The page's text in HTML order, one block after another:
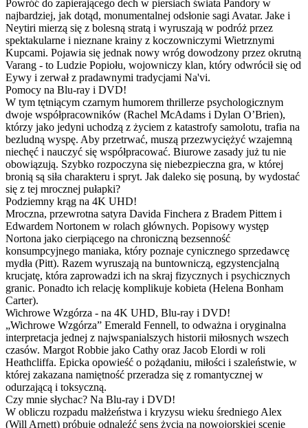
Powróć do zapierającego dech w piersiach świata Pandory w
najbardziej, jak dotąd, monumentalnej odsłonie sagi Avatar. Jake i
Neytiri mierzą się z bolesną stratą i wyruszają w podróż przez
spektakularne i nieznane krainy z koczowniczymi Wietrznymi
Kupcami. Pojawia się jednak nowy wróg dowodzony przez okrutną
Varang - to Ludzie Popiołu, wojowniczy klan, który odwrócił się od
Eywy i zerwał z pradawnymi tradycjami Na'vi.
Pomocy na Blu-ray i DVD!
W tym tętniącym czarnym humorem thrillerze psychologicznym
dwoje współpracowników (Rachel McAdams i Dylan O’Brien),
którzy jako jedyni uchodzą z życiem z katastrofy samolotu, trafia na
bezludną wyspę. Aby przetrwać, muszą przezwyciężyć wzajemną
niechęć i nauczyć się współpracować. Biurowe zasady już tu nie
obowiązują. Szybko rozpoczyna się niebezpieczna gra, w której
bronią są siła charakteru i spryt. Jak daleko się posuną, by wydostać
się z tej mrocznej pułapki?
Podziemny krąg na 4K UHD!
Mroczna, przewrotna satyra Davida Finchera z Bradem Pittem i
Edwardem Nortonem w rolach głównych. Popisowy występ
Nortona jako cierpiącego na chroniczną bezsenność
konsumpcyjnego maniaka, który poznaje cynicznego sprzedawcę
mydła (Pitt). Razem wyruszają na buntowniczą, egzystencjalną
krucjatę, która zaprowadzi ich na skraj fizycznych i psychicznych
granic. Ponadto ich relację komplikuje kobieta (Helena Bonham
Carter).
Wichrowe Wzgórza - na 4K UHD, Blu-ray i DVD!
„Wichrowe Wzgórza” Emerald Fennell, to odważna i oryginalna
interpretacja jednej z najwspanialszych historii miłosnych wszech
czasów. Margot Robbie jako Cathy oraz Jacob Elordi w roli
Heathcliffa. Epicka opowieść o pożądaniu, miłości i szaleństwie, w
której zakazana namiętność przeradza się z romantycznej w
odurzającą i toksyczną.
Czy mnie słychac? Na Blu-ray i DVD!
W obliczu rozpadu małżeństwa i kryzysu wieku średniego Alex
(Will Arnett) próbuje odnaleźć sens życia na nowojorskiej scenie